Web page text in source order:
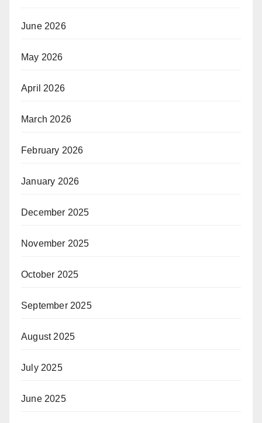
June 2026
May 2026
April 2026
March 2026
February 2026
January 2026
December 2025
November 2025
October 2025
September 2025
August 2025
July 2025
June 2025